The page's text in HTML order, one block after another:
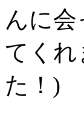
んに
てくれ
た！)